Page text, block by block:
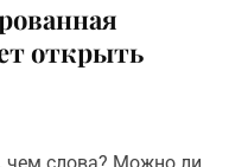
открыть
чем слова? Можно ли